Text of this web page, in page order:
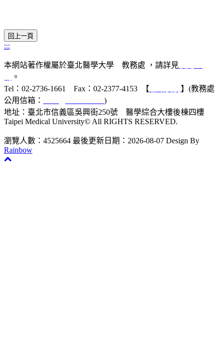
:::
本網站著作權屬於臺北醫學大學 教務處 ，請詳見
。
Tel：02-2736-1661 Fax：02-2377-4153 【
】(教務處
公用信箱：
)
地址：臺北市信義區吳興街250號 醫學綜合大樓後棟四樓
Taipei Medical University© All RIGHTS RESERVED.
瀏覽人數：4525664 最後更新日期：2026-08-07 Design By
Rainbow